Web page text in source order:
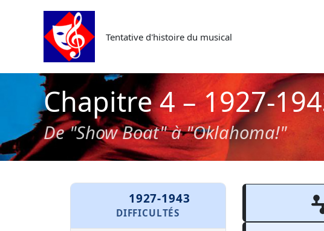
Tentative d'histoire du musical
Chapitre 4 – 1927-
De "Show Boat" à "Oklahoma!"
1927-1943
DIFFICULTÉS